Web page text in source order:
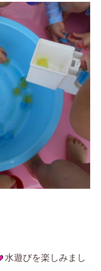
水遊びを楽しみまし